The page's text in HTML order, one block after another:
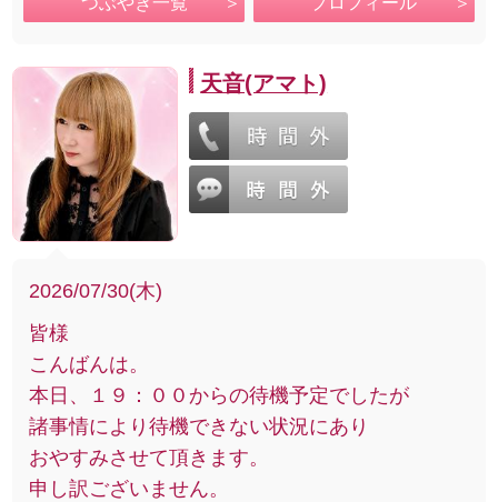
天音(アマト)
2026/07/30(木)
皆様
こんばんは。
本日、１９：００からの待機予定でしたが
諸事情により待機できない状況にあり
おやすみさせて頂きます。
申し訳ございません。